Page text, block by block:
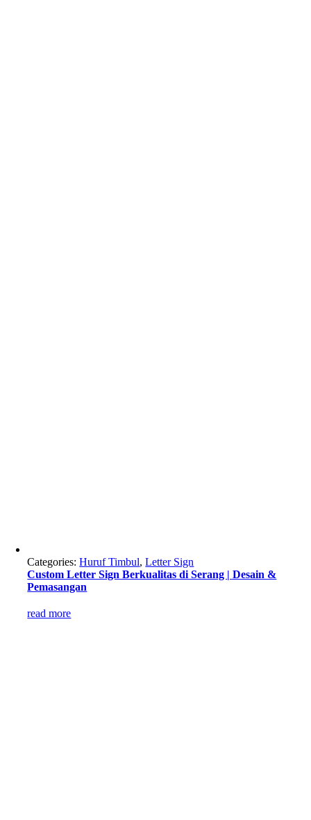
Categories:Huruf Timbul,Letter Sign
Custom Letter Sign Berkualitas di Serang | Desain &
Pemasangan
read more